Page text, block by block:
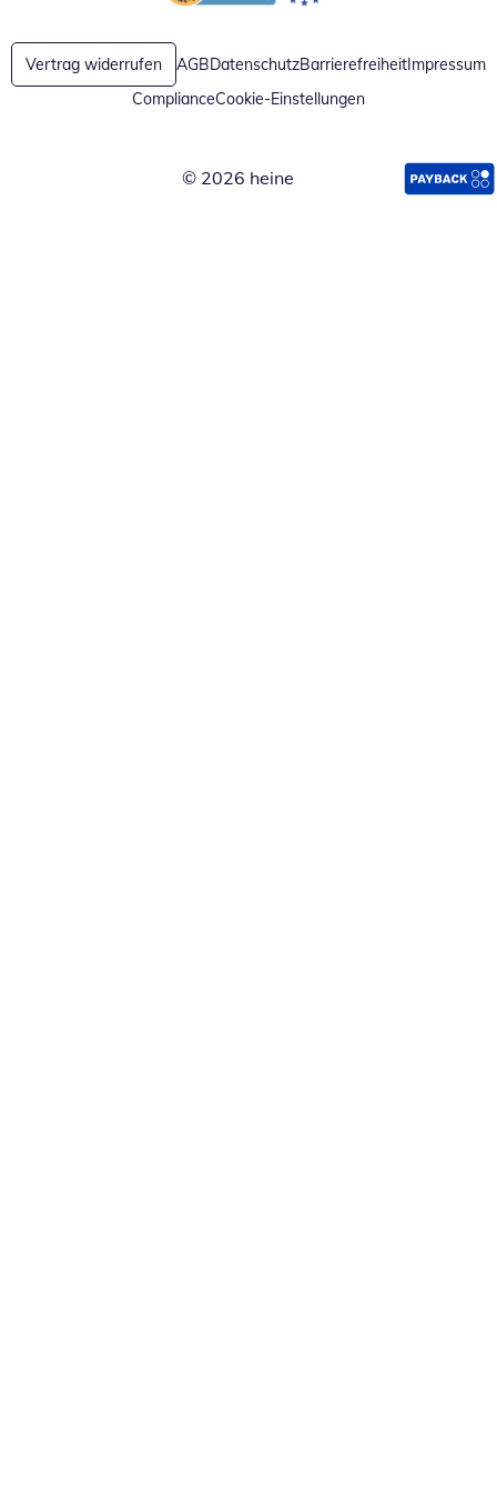
Öffnet in neuem FensterÖffnet in neuem Fenster
Vertrag widerrufen AGBDatenschutzBarrierefreiheitImpressum
ComplianceCookie-Einstellungen
© 2026 heine